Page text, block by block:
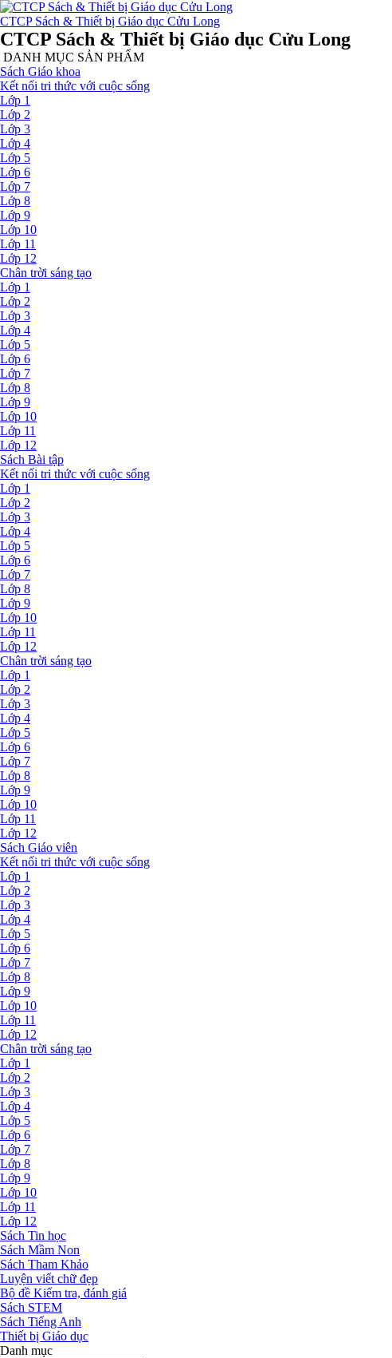
CTCP Sách & Thiết bị Giáo dục Cửu Long
CTCP Sách & Thiết bị Giáo dục Cửu Long
DANH MỤC SẢN PHẨM
Sách Giáo khoa
Kết nối tri thức với cuộc sống
Lớp 1
Lớp 2
Lớp 3
Lớp 4
Lớp 5
Lớp 6
Lớp 7
Lớp 8
Lớp 9
Lớp 10
Lớp 11
Lớp 12
Chân trời sáng tạo
Lớp 1
Lớp 2
Lớp 3
Lớp 4
Lớp 5
Lớp 6
Lớp 7
Lớp 8
Lớp 9
Lớp 10
Lớp 11
Lớp 12
Sách Bài tập
Kết nối tri thức với cuộc sống
Lớp 1
Lớp 2
Lớp 3
Lớp 4
Lớp 5
Lớp 6
Lớp 7
Lớp 8
Lớp 9
Lớp 10
Lớp 11
Lớp 12
Chân trời sáng tạo
Lớp 1
Lớp 2
Lớp 3
Lớp 4
Lớp 5
Lớp 6
Lớp 7
Lớp 8
Lớp 9
Lớp 10
Lớp 11
Lớp 12
Sách Giáo viên
Kết nối tri thức với cuộc sống
Lớp 1
Lớp 2
Lớp 3
Lớp 4
Lớp 5
Lớp 6
Lớp 7
Lớp 8
Lớp 9
Lớp 10
Lớp 11
Lớp 12
Chân trời sáng tạo
Lớp 1
Lớp 2
Lớp 3
Lớp 4
Lớp 5
Lớp 6
Lớp 7
Lớp 8
Lớp 9
Lớp 10
Lớp 11
Lớp 12
Sách Tin học
Sách Mầm Non
Sách Tham Khảo
Luyện viết chữ đẹp
Bộ đề Kiểm tra, đánh giá
Sách STEM
Sách Tiếng Anh
Thiết bị Giáo dục
Danh mục